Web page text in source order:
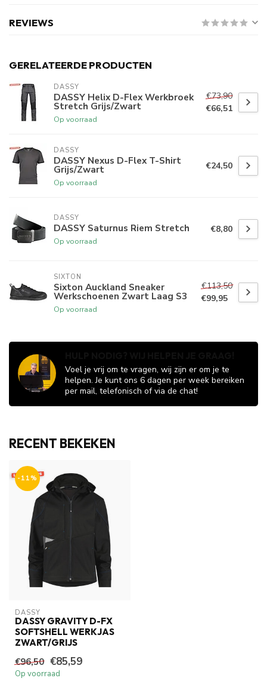
REVIEWS
GERELATEERDE PRODUCTEN
DASSY
DASSY Helix D-Flex Werkbroek
Stretch Grijs/Zwart
Op voorraad
€73,90
€66,51
DASSY
DASSY Nexus D-Flex T-Shirt
Grijs/Zwart
Op voorraad
€24,50
DASSY
DASSY Saturnus Riem Stretch
Op voorraad
€8,80
SIXTON
Sixton Auckland Sneaker
Werkschoenen Zwart Laag S3
Op voorraad
€113,50
€99,95
Voel je vrij om te vragen, wij zijn er om je te
helpen. Je kunt ons 6 dagen per week bereiken
per mail, telefonisch of via de chat!
RECENT BEKEKEN
-11%
DASSY
DASSY GRAVITY D-FX
SOFTSHELL WERKJAS
ZWART/GRIJS
€96,50 €85,59
Op voorraad